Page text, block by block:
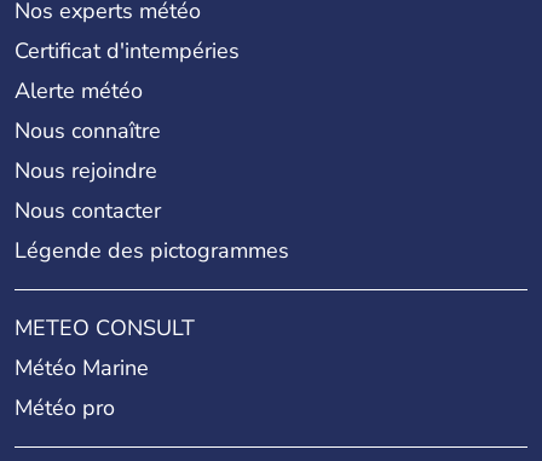
Nos experts météo
Certificat d'intempéries
Alerte météo
Nous connaître
Nous rejoindre
Nous contacter
Légende des pictogrammes
METEO CONSULT
Météo Marine
Météo pro